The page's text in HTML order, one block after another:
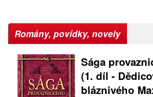
Romány, povídky, novely
Sága
(1. díl -
bláznivého